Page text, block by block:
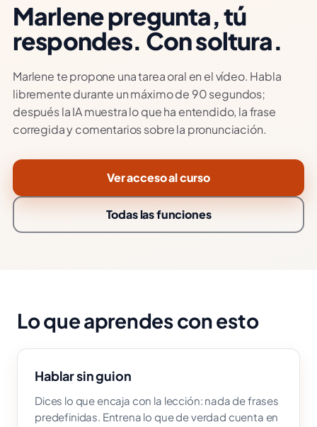
Marlene pregunta, tú
respondes. Con soltura.
Marlene te propone una tarea oral en el vídeo. Habla
libremente durante un máximo de 90 segundos;
después la IA muestra lo que ha entendido, la frase
corregida y comentarios sobre la pronunciación.
Ver acceso al curso
Todas las funciones
Lo que aprendes con esto
Hablar sin guion
Dices lo que encaja con la lección: nada de frases
predefinidas. Entrena lo que de verdad cuenta en